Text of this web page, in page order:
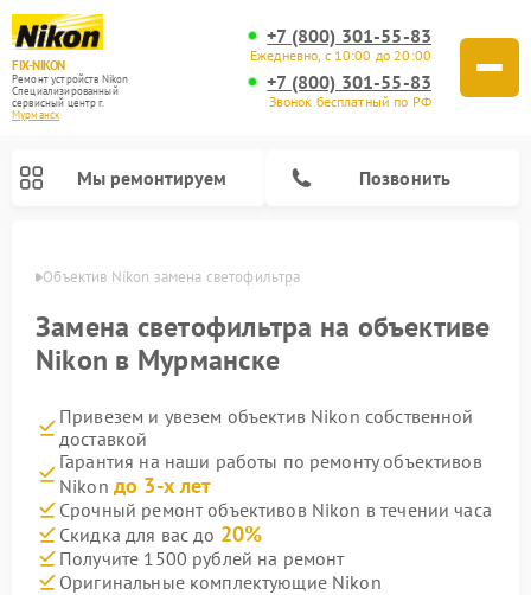
FIX-NIKON
Ремонт устройств Nikon
Специализированный
cервисный центр г.
Мурманск
+7 (800) 301-55-83
Ежедневно, с 10:00 до 20:00
+7 (800) 301-55-83
Звонок бесплатный по РФ
Мы ремонтируем Позвонить
Объектив Nikon замена светофильтра
Замена светофильтра на объективе
Nikon в Мурманске
Привезем и увезем объектив Nikon собственной
доставкой
Гарантия на наши работы по ремонту объективов
Nikon до 3-х лет
Срочный ремонт объективов Nikon в течении часа
Скидка для вас до 20%
Получите 1500 рублей на ремонт
Оригинальные комплектующие Nikon